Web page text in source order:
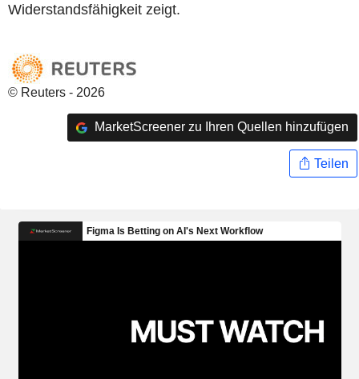
Widerstandsfähigkeit zeigt.
© Reuters - 2026
MarketScreener zu Ihren Quellen hinzufügen
Teilen